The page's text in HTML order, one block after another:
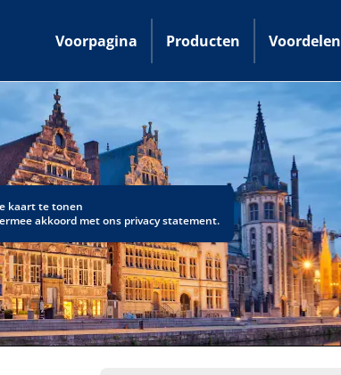
Voorpagina Producten Voordelen
kaart te tonen
akkoord met ons privacy statement.